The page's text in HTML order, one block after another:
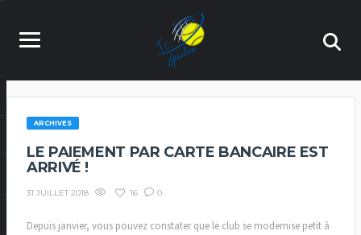
ARCHIVES
LE PAIEMENT PAR CARTE BANCAIRE EST
ARRIVÉ !
31 JUILLET 2018 16 0
Depuis janvier, vous pouvez constater que le club se modernise petit à